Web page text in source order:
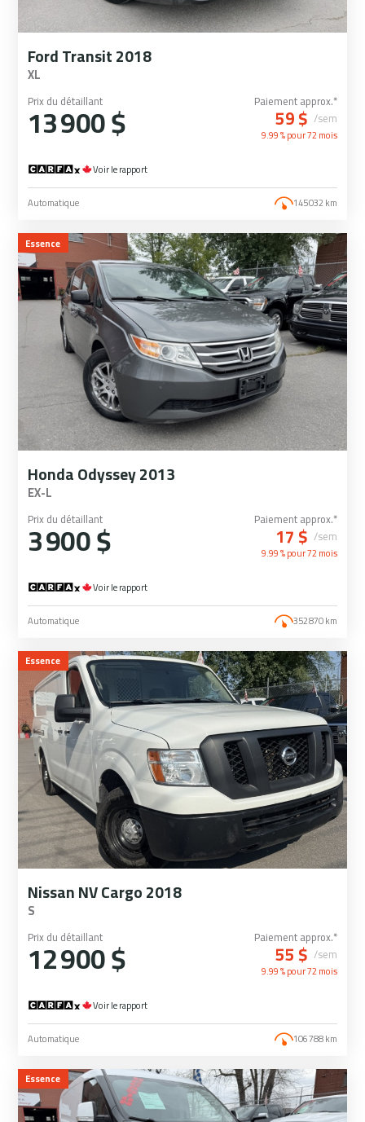
Ford Transit 2018
XL
Prix du détaillant
13 900 $ Paiement approx.*
59 $ /sem
9.99 % pour72mois
Voir le rapport
Automatique
145 032 km
Essence
Honda Odyssey 2013
EX-L
Prix du détaillant
3 900 $ Paiement approx.*
17 $ /sem
9.99 % pour72mois
Voir le rapport
Automatique
352 870 km
Essence
Nissan NV Cargo 2018
S
Prix du détaillant
12 900 $ Paiement approx.*
55 $ /sem
9.99 % pour72mois
Voir le rapport
Automatique
106 788 km
Essence